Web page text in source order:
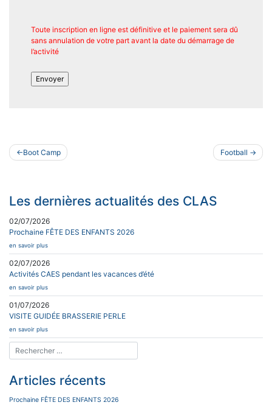
Toute inscription en ligne est définitive et le paiement sera dû
sans annulation de votre part avant la date du démarrage de
l’activité
Navigation
de
Boot Camp Football
Les dernières actualités des CLAS
02/07/2026
Prochaine FÊTE DES ENFANTS 2026
en savoir plus
02/07/2026
Activités CAES pendant les vacances d’été
en savoir plus
01/07/2026
VISITE GUIDÉE BRASSERIE PERLE
en savoir plus
Articles récents
Prochaine FÊTE DES ENFANTS 2026